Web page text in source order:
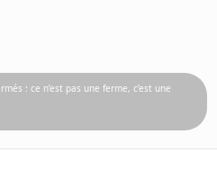
: ce n’est pas une ferme, c’est une